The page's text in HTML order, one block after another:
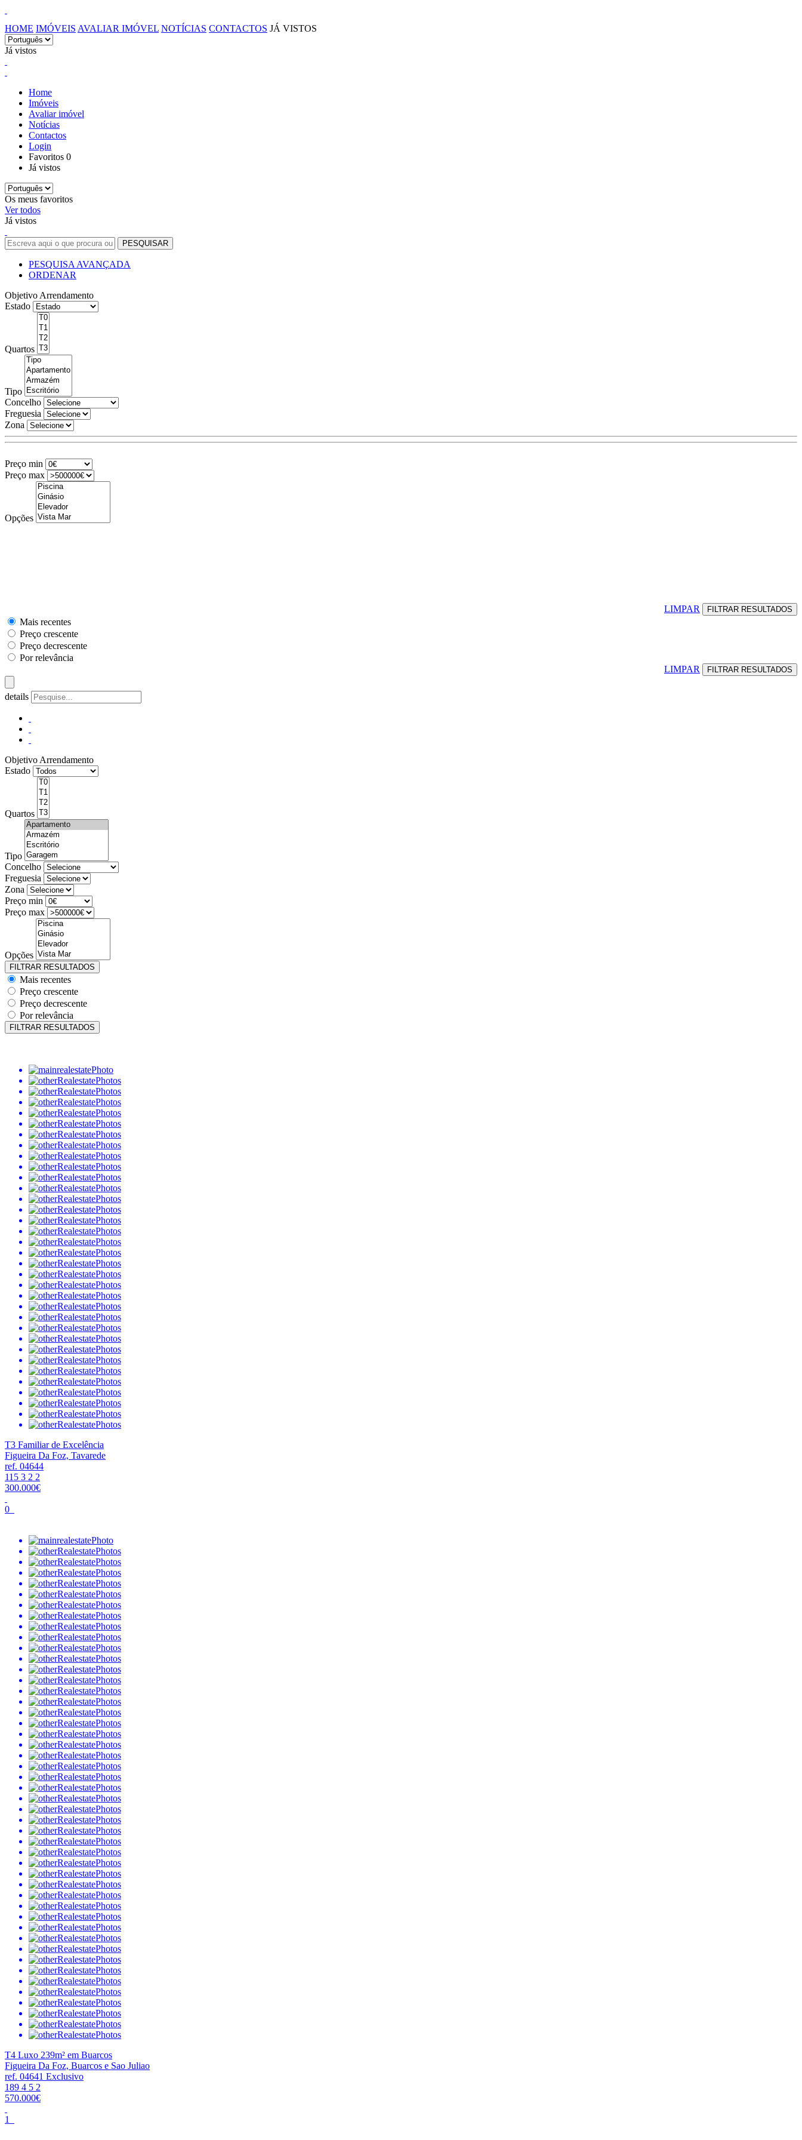
HOME IMÓVEIS AVALIAR IMÓVEL NOTÍCIAS CONTACTOS JÁ VISTOS
Já vistos
Home
Imóveis
Avaliar imóvel
Notícias
Contactos
Login
Favoritos 0
Já vistos
Os meus favoritos
Ver todos
Já vistos
PESQUISA AVANÇADA
ORDENAR
Objetivo Arrendamento
Estado
Quartos
Tipo
Concelho
Freguesia
Zona
Preço min
Preço max
Opções
LIMPAR
Mais recentes
Preço crescente
Preço decrescente
Por relevância
LIMPAR
details
Objetivo Arrendamento
Estado
Quartos
Tipo
Concelho
Freguesia
Zona
Preço min
Preço max
Opções
Mais recentes
Preço crescente
Preço decrescente
Por relevância
T3 Familiar de Excelência
Figueira Da Foz, Tavarede
ref. 04644
115 3 2 2
300.000€
0
T4 Luxo 239m² em Buarcos
Figueira Da Foz, Buarcos e Sao Juliao
ref. 04641 Exclusivo
189 4 5 2
570.000€
1